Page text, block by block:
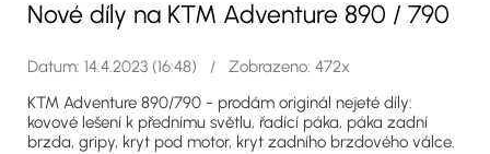
Nové díly na KTM Adventure 890 / 790
Datum: 14.4.2023 (16:48) / Zobrazeno: 472x
KTM Adventure 890/790 - prodám originál nejeté díly:
kovové lešení k přednímu světlu, řadící páka, páka zadní
brzda, gripy, kryt pod motor, kryt zadního brzdového válce.